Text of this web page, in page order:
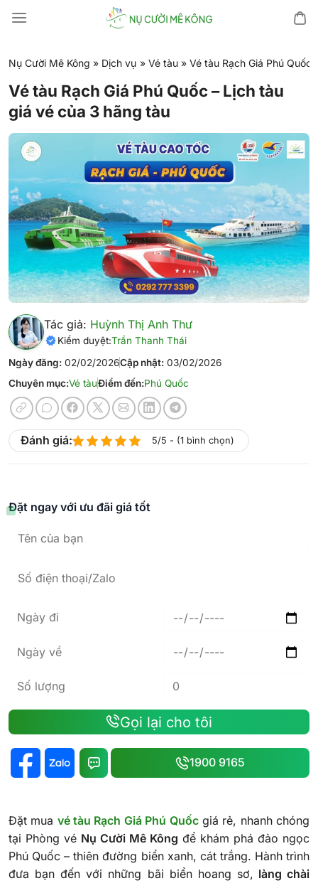
đến
dung
Nụ Cười Mê Kông » Dịch vụ » Vé tàu » Vé tàu Rạch Giá Phú
Vé tàu Rạch Giá Phú Quốc – Lịch tàu
giá vé của 3 hãng tàu
Tác giả: Huỳnh Thị Anh Thư
Kiểm duyệt:Trần Thanh Thái
Ngày đăng: 02/02/2026Cập nhật: 03/02/2026
Chuyên mục:Vé tàuĐiểm đến:Phú Quốc
Đánh giá: 5/5 - (1 bình chọn)
Đặt ngay với ưu đãi giá tốt
Ngày đi
Ngày về
Số lượng
Gọi lại cho tôi
1900 9165
Đặt mua vé tàu Rạch Giá Phú Quốcgiá rẻ, nhanh chóng
tại Phòng vé Nụ Cười Mê Kông để khám phá đảo ngọc
Phú Quốc – thiên đường biển xanh, cát trắng. Hành trình
đưa bạn đến với những bãi biển hoang sơ, làng chài